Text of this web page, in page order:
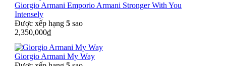
Giorgio Armani Emporio Armani Stronger With You
Intensely
Được xếp hạng 5 sao
2,350,000₫
Giorgio Armani My Way